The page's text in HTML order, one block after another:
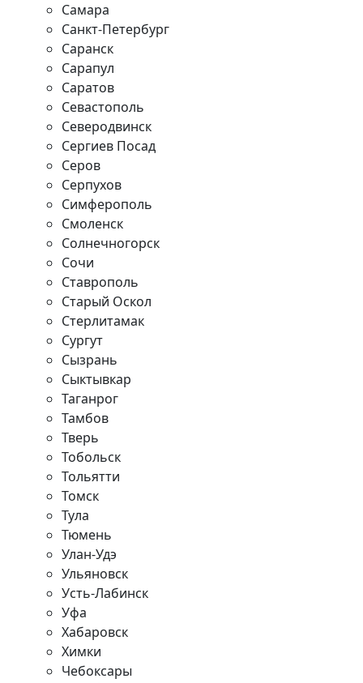
Самара
Санкт-Петербург
Саранск
Сарапул
Саратов
Севастополь
Северодвинск
Сергиев Посад
Серов
Серпухов
Симферополь
Смоленск
Солнечногорск
Сочи
Ставрополь
Старый Оскол
Стерлитамак
Сургут
Сызрань
Сыктывкар
Таганрог
Тамбов
Тверь
Тобольск
Тольятти
Томск
Тула
Тюмень
Улан-Удэ
Ульяновск
Усть-Лабинск
Уфа
Хабаровск
Химки
Чебоксары